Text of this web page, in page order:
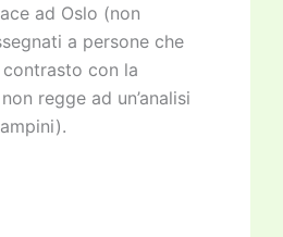
ad Oslo (non
a persone che
con la
regge ad un’analisi